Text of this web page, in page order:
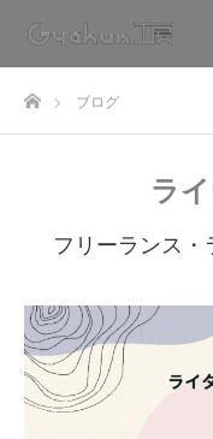
ホームブログ
ラ
フリーランス